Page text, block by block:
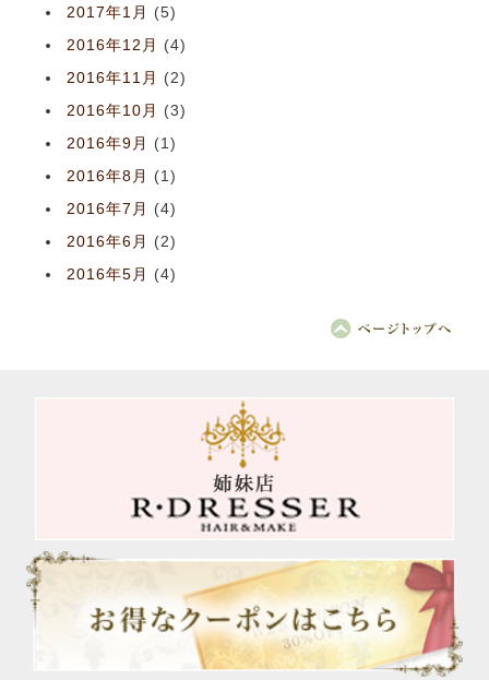
2017年1月
(5)
2016年12月
(4)
2016年11月
(2)
2016年10月
(3)
2016年9月
(1)
2016年8月
(1)
2016年7月
(4)
2016年6月
(2)
2016年5月
(4)